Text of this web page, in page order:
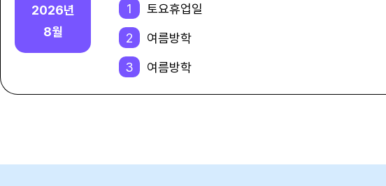
2026년
8월
1
토요휴업일
2
여름방학
3
여름방학
4
여름방학